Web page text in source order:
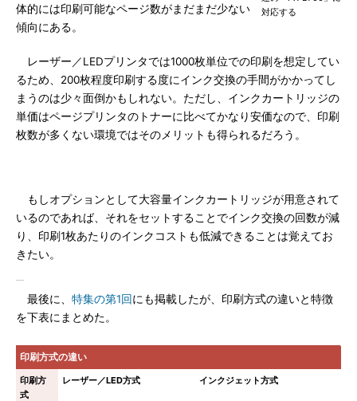
対応する
体的には印刷可能なページ数がまだまだ少ない
傾向にある。
レーザー／LEDプリンタでは1000枚単位での印刷を想定してい
るため、200枚程度印刷する度にインク交換の手間がかかってし
まうのは少々面倒かもしれない。ただし、インクカートリッジの
単価はページプリンタのトナーに比べてかなり安価なので、印刷
枚数が多くない環境ではそのメリットも得られるだろう。
もしオプションとして大容量インクカートリッジが用意されて
いるのであれば、それをセットすることでインク交換の回数が減
り、印刷1枚あたりのインクコストも低減できることは覚えてお
きたい。
最後に、 特集の第1回にも掲載したが、印刷方式の違いと特徴
を下表にまとめた。
印刷方式の違い
印刷方
式
レーザー／LED方式 インクジェット方式